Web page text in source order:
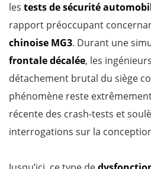
les tests de sécurité
rapport préoccupant
chinoise MG3. Durant une
frontale décalée, les
détachement brutal du siège
phénomène reste
récente des crash-tests et
interrogations sur la